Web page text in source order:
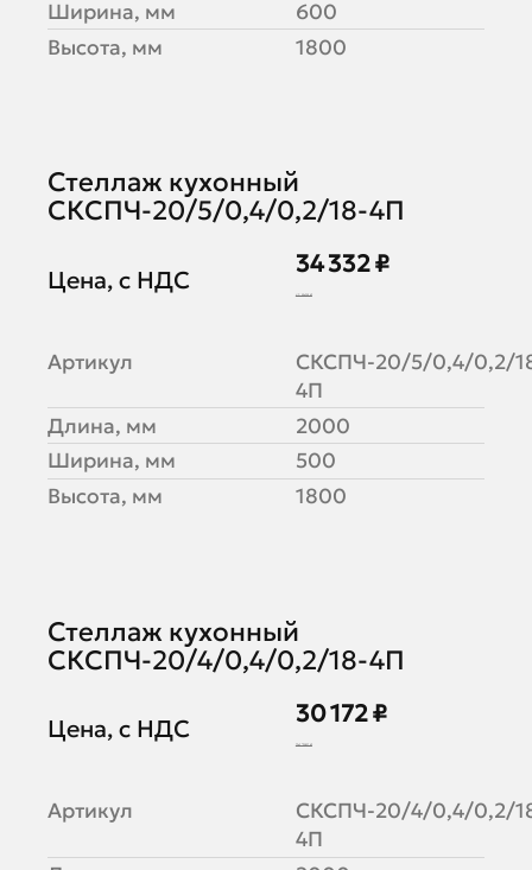
Ширина, мм
600
Высота, мм
1800
Стеллаж кухонный
СКСПЧ-20/5/0,4/0,2/18-4П
Цена, с НДС
34 332 ₽
41 868 ₽
Артикул
СКСПЧ-20/5/0,4/0,2/
4П
Длина, мм
2000
Ширина, мм
500
Высота, мм
1800
Стеллаж кухонный
СКСПЧ-20/4/0,4/0,2/18-4П
Цена, с НДС
30 172 ₽
36 795 ₽
Артикул
СКСПЧ-20/4/0,4/0,2/
4П